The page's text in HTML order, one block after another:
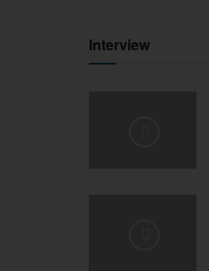
Interview